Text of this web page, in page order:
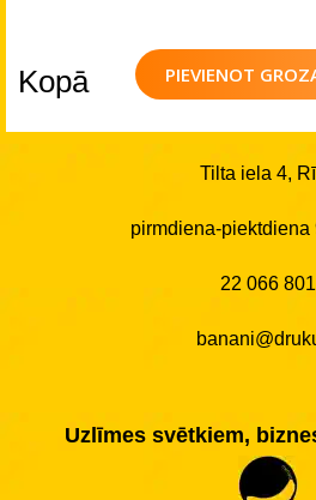
PIEVIENOT
Kopā
Tilta iela 4,
pirmdiena-piektdiena
22 066 801
Uzlīmes svētkiem,